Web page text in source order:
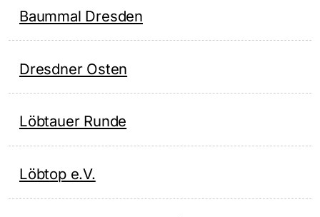
Baummal Dresden
Dresdner Osten
Löbtauer Runde
Löbtop e.V.